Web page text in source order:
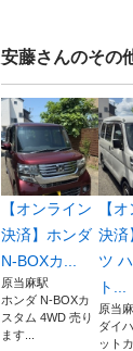
安藤さんのその
【オンライン
決済】ホンダ
N-BOXカ...
原当麻駅
ホンダ N-BOXカ
スタム 4WD 売り
ます...
【
決済
ツ
ト...
原当
ダイ
ット